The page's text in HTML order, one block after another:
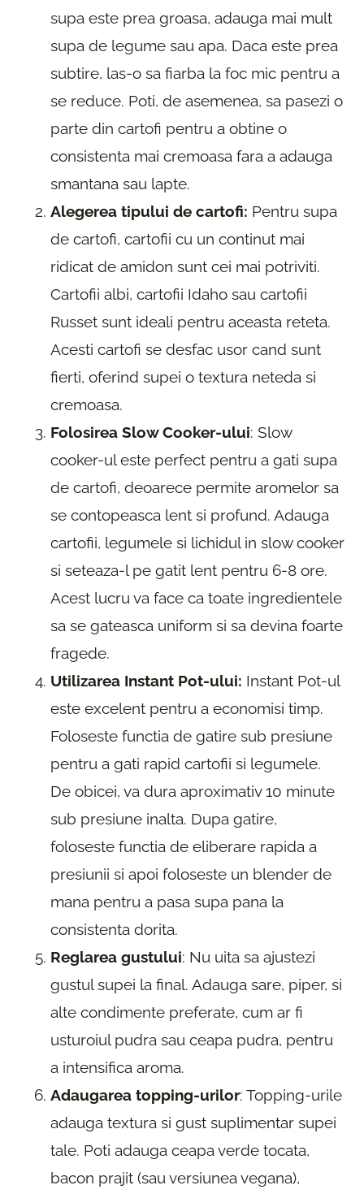
supa este prea groasa, adauga mai mult
supa de legume sau apa. Daca este prea
subtire, las-o sa fiarba la foc mic pentru a
se reduce. Poti, de asemenea, sa pasezi o
parte din cartofi pentru a obtine o
consistenta mai cremoasa fara a adauga
smantana sau lapte.
Alegerea tipului de cartofi: Pentru supa
de cartofi, cartofii cu un continut mai
ridicat de amidon sunt cei mai potriviti.
Cartofii albi, cartofii Idaho sau cartofii
Russet sunt ideali pentru aceasta reteta.
Acesti cartofi se desfac usor cand sunt
fierti, oferind supei o textura neteda si
cremoasa.
Folosirea Slow Cooker-ului: Slow
cooker-ul este perfect pentru a gati supa
de cartofi, deoarece permite aromelor sa
se contopeasca lent si profund. Adauga
cartofii, legumele si lichidul in slow cooker
si seteaza-l pe gatit lent pentru 6-8 ore.
Acest lucru va face ca toate ingredientele
sa se gateasca uniform si sa devina foarte
fragede.
Utilizarea Instant Pot-ului: Instant Pot-ul
este excelent pentru a economisi timp.
Foloseste functia de gatire sub presiune
pentru a gati rapid cartofii si legumele.
De obicei, va dura aproximativ 10 minute
sub presiune inalta. Dupa gatire,
foloseste functia de eliberare rapida a
presiunii si apoi foloseste un blender de
mana pentru a pasa supa pana la
consistenta dorita.
Reglarea gustului: Nu uita sa ajustezi
gustul supei la final. Adauga sare, piper, si
alte condimente preferate, cum ar fi
usturoiul pudra sau ceapa pudra, pentru
a intensifica aroma.
Adaugarea topping-urilor: Topping-urile
adauga textura si gust suplimentar supei
tale. Poti adauga ceapa verde tocata,
bacon prajit (sau versiunea vegana),